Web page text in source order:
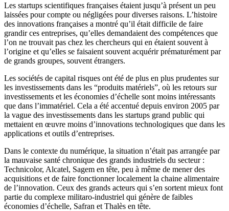
Les startups scientifiques françaises étaient jusqu’à présent un peu
laissées pour compte ou négligées pour diverses raisons. L’histoire
des innovations françaises a montré qu’il était difficile de faire
grandir ces entreprises, qu’elles demandaient des compétences que
l’on ne trouvait pas chez les chercheurs qui en étaient souvent à
l’origine et qu’elles se faisaient souvent acquérir prématurément par
de grands groupes, souvent étrangers.
Les sociétés de capital risques ont été de plus en plus prudentes sur
les investissements dans les “produits matériels”, où les retours sur
investissements et les économies d’échelle sont moins intéressants
que dans l’immatériel. Cela a été accentué depuis environ 2005 par
la vague des investissements dans les startups grand public qui
mettaient en œuvre moins d’innovations technologiques que dans les
applications et outils d’entreprises.
Dans le contexte du numérique, la situation n’était pas arrangée par
la mauvaise santé chronique des grands industriels du secteur :
Technicolor, Alcatel, Sagem en tête, peu à même de mener des
acquisitions et de faire fonctionner localement la chaine alimentaire
de l’innovation. Ceux des grands acteurs qui s’en sortent mieux font
partie du complexe militaro-industriel qui génère de faibles
économies d’échelle, Safran et Thalès en tête.